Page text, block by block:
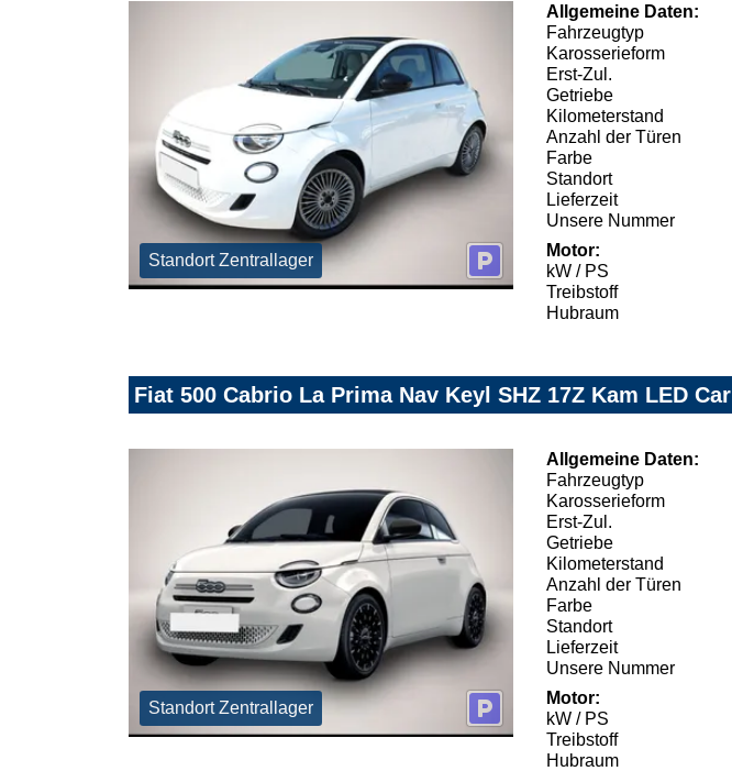
Standort Zentrallager
Allgemeine Daten:
Fahrzeugtyp
Karosserieform
Erst-Zul.
Getriebe
Kilometerstand
Anzahl der Türen
Farbe
Standort
Lieferzeit
Unsere Nummer
Motor:
kW / PS
Treibstoff
Hubraum
Fiat 500 Cabrio La Prima Nav Keyl SHZ 17Z Kam LED Car
Standort Zentrallager
Allgemeine Daten:
Fahrzeugtyp
Karosserieform
Erst-Zul.
Getriebe
Kilometerstand
Anzahl der Türen
Farbe
Standort
Lieferzeit
Unsere Nummer
Motor:
kW / PS
Treibstoff
Hubraum